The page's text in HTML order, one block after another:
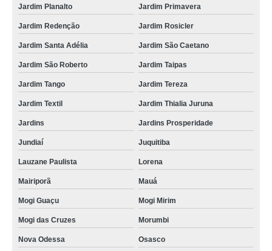
comprar fornecedor de iogurteira industrial 100 litros Camboriú
iogurteira industrial valores Vila Rosa
qual o valor de fornecedor de iogurteira industrial Sobral
iogurteira industrial elétrica valores Camboriú
qual o valor de fornecedor de iogurteira industrial Contagem
iogurteira industrial Arujá
iogurteira industrial 50 litros Santa Cruz do Sul
iogurteira industrial 100 litros orçamento Santa Luzia
iogurteira industrial 300 litros valores Rio Grande do Norte
Jardim Planalto Jardim Primavera
Jardim Redenção Jardim Rosicler
Jardim Santa Adélia Jardim São Caetano
Jardim São Roberto Jardim Taipas
Jardim Tango Jardim Tereza
Jardim Textil Jardim Thialia Juruna
Jardins Jardins Prosperidade
Jundiaí Juquitiba
Lauzane Paulista Lorena
Mairiporã Mauá
Mogi Guaçu Mogi Mirim
Mogi das Cruzes Morumbi
Nova Odessa Osasco